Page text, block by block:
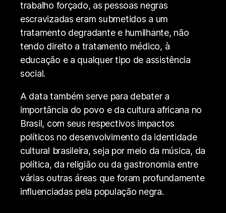
trabalho forçado, as pessoas negras
escravizadas eram submetidos a um
tratamento degradante e humilhante, não
tendo direito a tratamento médico, à
educação e a qualquer tipo de assistência
social.
A data também serve para debater a
importância do povo e da cultura africana no
Brasil, com seus respectivos impactos
políticos no desenvolvimento da identidade
cultural brasileira, seja por meio da música, da
política, da religião ou da gastronomia entre
várias outras áreas que foram profundamente
influenciadas pela população negra.